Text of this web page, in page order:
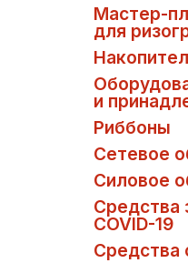
Мастер-
для
и
Риббоны
Сетевое
Силовое
Средства
COVID-19
Средства